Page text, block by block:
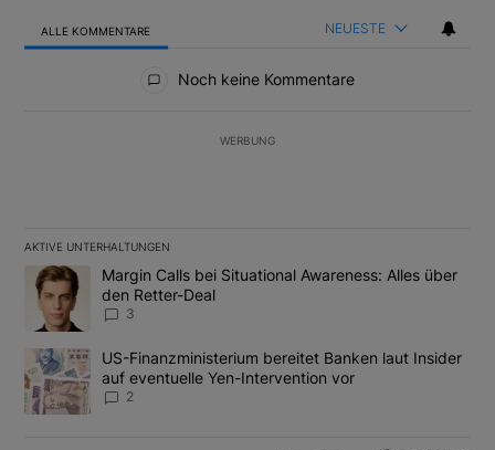
ALLE KOMMENTARE NEUESTE
Noch keine Kommentare
WERBUNG
AKTIVE UNTERHALTUNGEN
Das Folgende ist eine Liste der am meisten kommentierten
Ein Trendartikel mit dem Titel "Margin Calls bei Situational
Margin Calls bei Situational Awareness: Alles über
den Retter-Deal
3
Ein Trendartikel mit dem Titel "US-Finanzministerium bereitet
US-Finanzministerium bereitet Banken laut Insider
auf eventuelle Yen-Intervention vor
2